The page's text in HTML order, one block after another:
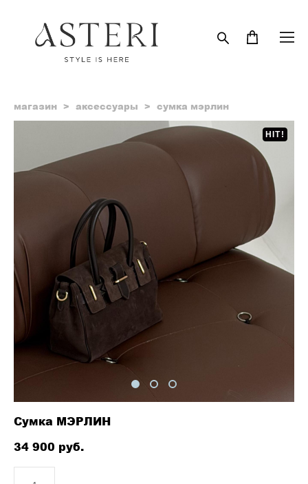
магазин > аксессуары > сумка мэрлин
HIT!
Сумка МЭРЛИН
34 900 pуб.